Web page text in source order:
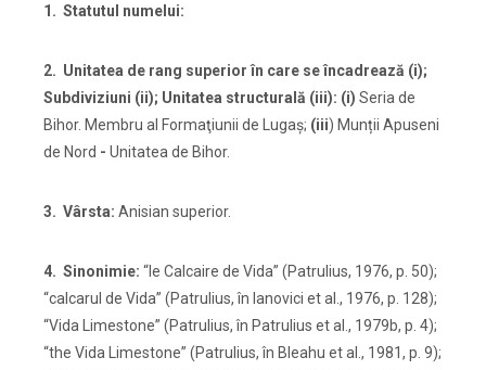
1. Statutul numelui:
2. Unitatea de rang superiorîn care se încadrează (i);
Subdiviziuni (ii); Unitatea structurală (iii): (i) Seria de
Bihor. Membru al Formaţiunii de Lugaş; (iii) Munții Apuseni
de Nord - Unitatea de Bihor.
3. Vârsta: Anisian superior.
4. Sinonimie: “le Calcaire de Vida” (Patrulius, 1976, p. 50);
“calcarul de Vida” (Patrulius, în Ianovici et al., 1976, p. 128);
“Vida Limestone” (Patrulius, în Patrulius et al., 1979b, p. 4);
“the Vida Limestone” (Patrulius, în Bleahu et al., 1981, p. 9);